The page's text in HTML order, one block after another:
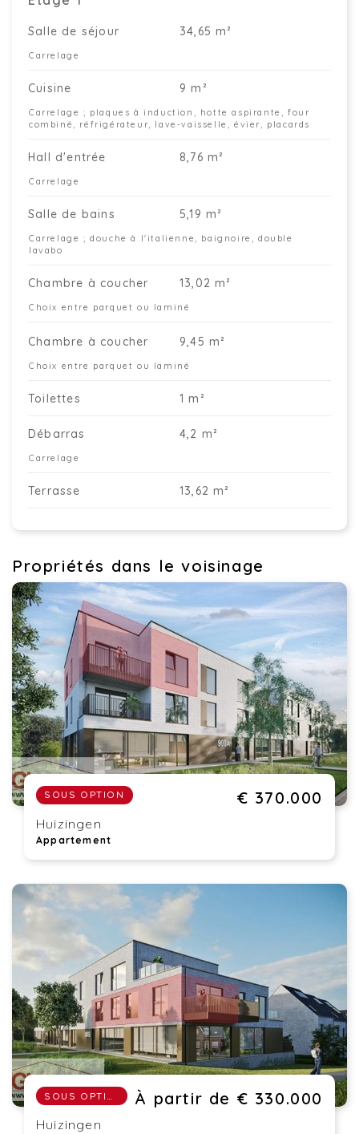
Salle de séjour 34,65 m²
Carrelage
Cuisine 9 m²
Carrelage ; plaques à induction, hotte aspirante, four
combiné, réfrigérateur, lave-vaisselle, évier, placards
Hall d'entrée 8,76 m²
Carrelage
Salle de bains 5,19 m²
Carrelage ; douche à l'italienne, baignoire, double
lavabo
Chambre à coucher 13,02 m²
Choix entre parquet ou laminé
Chambre à coucher 9,45 m²
Choix entre parquet ou laminé
Toilettes 1 m²
Débarras 4,2 m²
Carrelage
Terrasse 13,62 m²
Propriétés dans le voisinage
SOUS OPTION € 370.000
Huizingen
Appartement
À partir de € 330.000
Huizingen